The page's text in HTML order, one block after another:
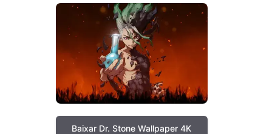
Baixar Dr. Stone Wallpaper 4K